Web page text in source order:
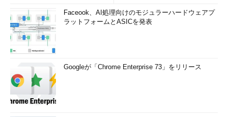
Faceook、AI処理向けのモジュラーハードウェアプ
ラットフォームとASICを発表
Googleが「Chrome Enterprise 73」をリリース